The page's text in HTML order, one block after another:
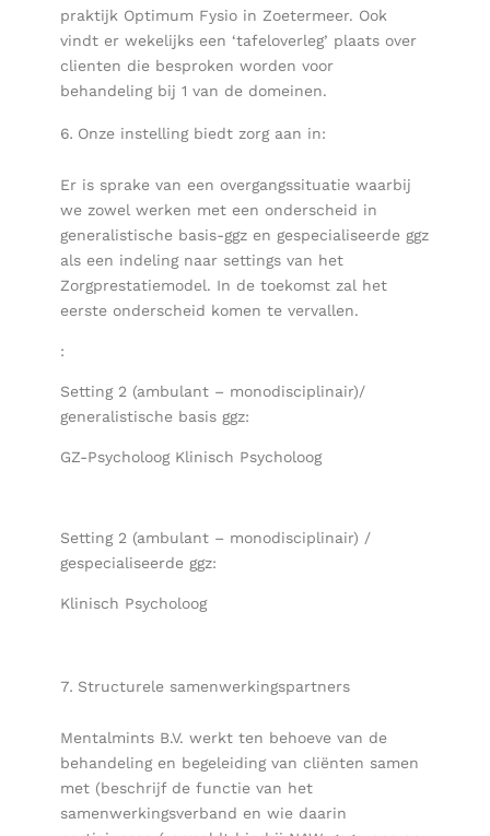
praktijk Optimum Fysio in Zoetermeer. Ook
vindt er wekelijks een ‘tafeloverleg’ plaats over
clienten die besproken worden voor
behandeling bij 1 van de domeinen.
Onze instelling biedt zorg aan in:
Er is sprake van een overgangssituatie waarbij
we zowel werken met een onderscheid in
generalistische basis-ggz en gespecialiseerde ggz
als een indeling naar settings van het
Zorgprestatiemodel. In de toekomst zal het
eerste onderscheid komen te vervallen.
:
Setting 2 (ambulant – monodisciplinair)/
generalistische basis ggz:
GZ-Psycholoog Klinisch Psycholoog
Setting 2 (ambulant – monodisciplinair) /
gespecialiseerde ggz:
Klinisch Psycholoog
Structurele samenwerkingspartners
Mentalmints B.V. werkt ten behoeve van de
behandeling en begeleiding van cliënten samen
met (beschrijf de functie van het
samenwerkingsverband en wie daarin